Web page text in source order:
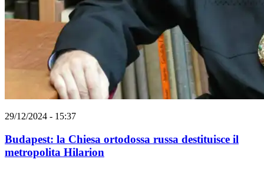
29/12/2024 - 15:37
Budapest: la Chiesa ortodossa russa destituisce il
metropolita Hilarion